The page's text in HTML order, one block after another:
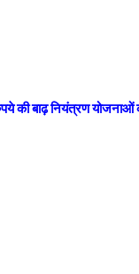
की बाढ़ नियंत्रण योजनाओं